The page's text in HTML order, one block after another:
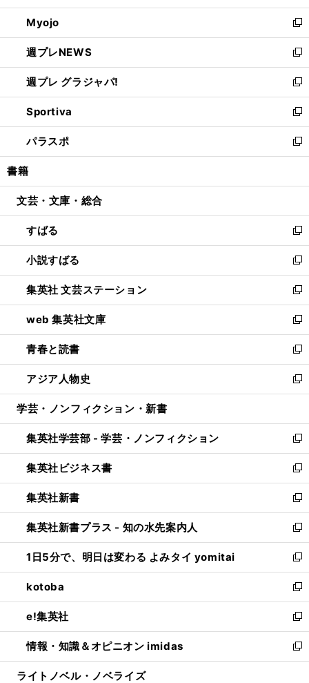
開
く
ウ
で
開
く
ン
ド
ウ
で
開
く
ウ
ィ
ン
ド
ウ
で
開
く
Myojo
新
し
い
ウ
ィ
ン
ド
ウ
で
開
週プレNEWS
新
し
い
ウ
ィ
ン
ド
ウ
開
週プレ グラジャパ!
新
し
い
ウ
ィ
ン
ウ
開
く
Sportiva
新
し
い
ウ
ン
ウ
で
開
く
パラスポ
新
し
ウ
ン
ド
ウ
で
開
く
書籍
文芸・文庫・総合
すばる
新
し
い
ウ
ィ
ン
ド
ウ
で
開
く
小説すばる
新
し
い
ウ
ィ
ン
ド
ウ
で
開
集英社 文芸ステーション
新
し
い
ウ
ィ
ン
ド
ウ
開
く
web 集英社文庫
新
し
い
ウ
ィ
ン
ウ
で
開
く
青春と読書
新
し
い
ウ
ン
ド
ウ
で
開
く
アジア人物史
新
し
ウ
ィ
ン
ド
ウ
で
開
く
学芸・ノンフィクション・新書
集英社学芸部 - 学芸・ノンフィクション
新
し
い
ウ
ィ
ン
ド
ウ
で
開
く
集英社ビジネス書
新
し
い
ウ
ィ
ン
ド
ウ
で
開
く
集英社新書
新
し
い
ウ
ィ
ン
ド
ウ
で
開
く
集英社新書プラス - 知の水先案内人
新
し
い
ウ
ィ
ン
ド
ウ
で
開
1日5分で、明日は変わる よみタイ yomitai
新
し
い
ウ
ィ
ン
ド
ウ
kotoba
新
し
い
ウ
ィ
ン
e!集英社
新
し
い
ウ
情報・知識＆オピニオン imidas
新
し
ライトノベル・ノベライズ